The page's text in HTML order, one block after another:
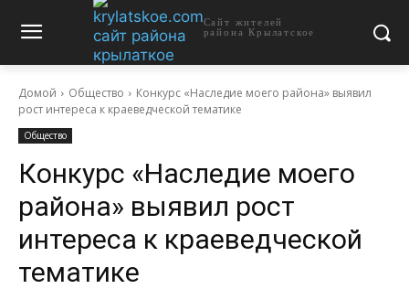
Сайт жителей
района Крылатское
Домой Общество
Конкурс «Наследие моего района» выявил
рост интереса к краеведческой тематике
Общество
Конкурс «Наследие моего
района» выявил рост
интереса к краеведческой
тематике